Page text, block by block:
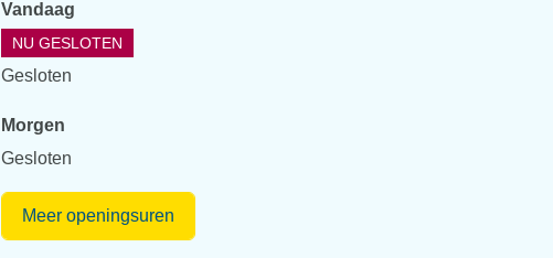
Vandaag
NU GESLOTEN
Gesloten
Morgen
Gesloten
Meer openingsurenVerblijfsbelasting